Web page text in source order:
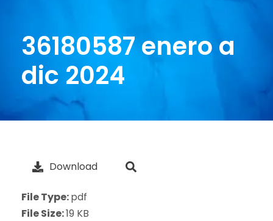
36180587 enero a
dic 2024
Download
File Type:pdf
File Size:19 KB